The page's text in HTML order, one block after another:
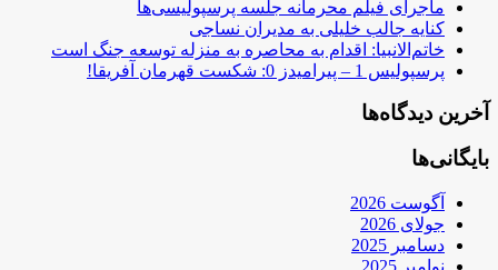
ماجرای فیلم محرمانه جلسه پرسپولیسی‌ها
کنایه جالب خلیلی به مدیران نساجی
خاتم‌الانبیا: اقدام به محاصره به منزله توسعه جنگ است
پرسپولیس 1 – پیرامیدز 0: شکست قهرمان آفریقا!
آخرین دیدگاه‌ها
بایگانی‌ها
آگوست 2026
جولای 2026
دسامبر 2025
نوامبر 2025